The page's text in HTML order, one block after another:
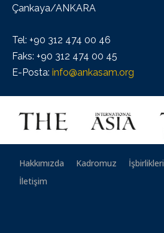
Çankaya/ANKARA
Tel: +90 312 474 00 46
Faks: +90 312 474 00 45
E-Posta: info@ankasam.org
Hakkımızda Kadromuz İşbirlikleri
İletişim